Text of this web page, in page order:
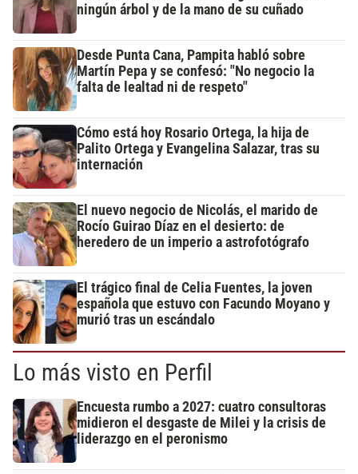
ningún árbol y de la mano de su cuñado
Desde Punta Cana, Pampita habló sobre
Martín Pepa y se confesó: "No negocio la
falta de lealtad ni de respeto"
Cómo está hoy Rosario Ortega, la hija de
Palito Ortega y Evangelina Salazar, tras su
internación
El nuevo negocio de Nicolás, el marido de
Rocío Guirao Díaz en el desierto: de
heredero de un imperio a astrofotógrafo
El trágico final de Celia Fuentes, la joven
española que estuvo con Facundo Moyano y
murió tras un escándalo
Lo más visto en Perfil
Encuesta rumbo a 2027: cuatro consultoras
midieron el desgaste de Milei y la crisis de
liderazgo en el peronismo